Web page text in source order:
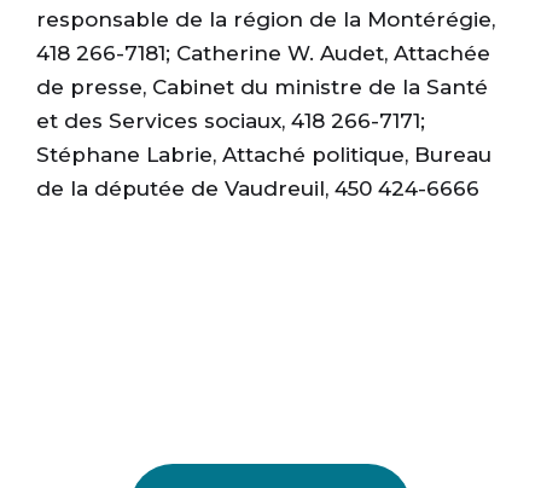
responsable de la région de la Montérégie,
418 266-7181; Catherine W. Audet, Attachée
de presse, Cabinet du ministre de la Santé
et des Services sociaux, 418 266-7171;
Stéphane Labrie, Attaché politique, Bureau
de la députée de Vaudreuil, 450 424-6666